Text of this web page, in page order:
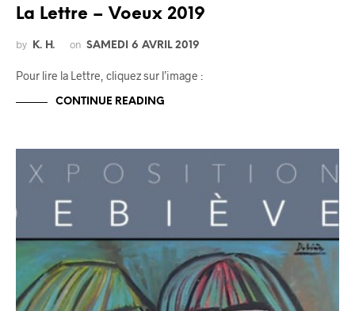
La Lettre – Voeux 2019
by K. H. on SAMEDI 6 AVRIL 2019
Pour lire la Lettre, cliquez sur l’image :
CONTINUE READING